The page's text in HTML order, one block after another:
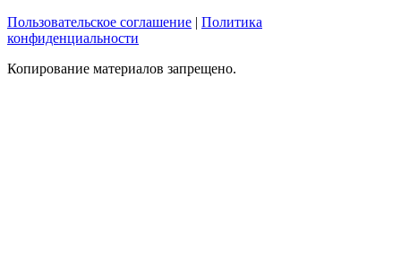
Пользовательское соглашение | Политика
конфиденциальности
Копирование материалов запрещено.